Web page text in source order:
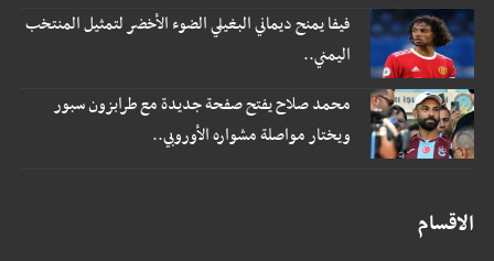
فيفا يمنح ديماني البغيلي الضوء الأخضر لتمثيل المنتخب
اليمني..
محمد صلاح يفتح صفحة جديدة مع طرابزون سبور
ويختار مواصلة مشواره الأوروبي..
الاقسام